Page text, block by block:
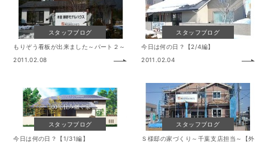
スタッフブログ
もりぞう看板が出来ました～パート２～
2011.02.08
スタッフブログ
今日は何の日？【2/4編】
2011.02.04
スタッフブログ
今日は何の日？【1/31編】
スタッフブログ
Ｓ様邸の家づくり～千葉支店担当～【外